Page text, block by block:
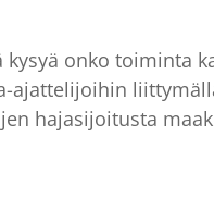
onko toiminta
ajattelijoihin
hajasijoitusta